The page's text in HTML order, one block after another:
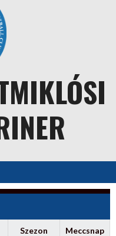
Szezon Meccsnap